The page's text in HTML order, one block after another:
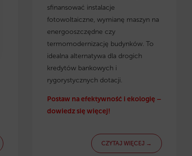
sfinansować instalacje
fotowoltaiczne, wymianę maszyn na
energooszczędne czy
termomodernizację budynków. To
idealna alternatywa dla drogich
kredytów bankowych i
rygorystycznych dotacji.
Postaw na efektywność i ekologię –
dowiedz się więcej!
CZYTAJ WIĘCEJ →